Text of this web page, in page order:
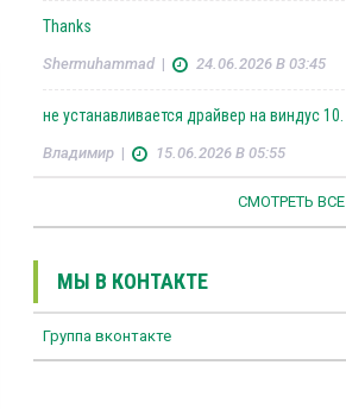
Thanks
Shermuhammad| 24.06.2026 В 03:45
не устанавливается драйвер на виндус 10.
Владимир| 15.06.2026 В 05:55
СМОТРЕТЬ ВСЕ
МЫ В КОНТАКТЕ
Группа вконтакте